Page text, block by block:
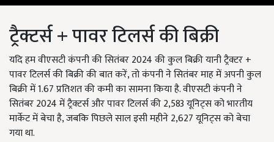
ट्रैक्टर्स + पावर टिलर्स की बिक्री
यदि हम वीएसटी कंपनी की सितंबर 2024 की कुल बिक्री यानी ट्रैक्टर +
पावर टिलर्स की बिक्री की बात करें, तो कंपनी ने सितंबर माह में अपनी कुल
बिक्री में 1.67 प्रतिशत की कमी का सामना किया है. वीएसटी कंपनी ने
सितंबर 2024 में ट्रैक्टर्स और पावर टिलर्स की 2,583 यूनिट्स को भारतीय
मार्केट में बेचा है, जबकि पिछले साल इसी महीने 2,627 यूनिट्स को बेचा
गया था.